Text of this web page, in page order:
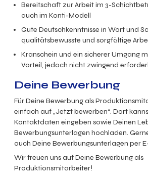
Bereitschaft zur Arbeit im 3-
auch im Konti-Modell
Gute Deutschkenntnisse in Wort und
qualitätsbewusste und sorgfältige
Kranschein und ein sicherer Umgang
Vorteil, jedoch nicht zwingend
Deine Bewerbung
Für Deine Bewerbung als
einfach auf „Jetzt bewerben“. Dort
Kontaktdaten eingeben sowie Deinen
Bewerbungsunterlagen hochladen.
auch Deine Bewerbungsunterlagen per
Wir freuen uns auf Deine Bewerbung als
Produktionsmitarbeiter!